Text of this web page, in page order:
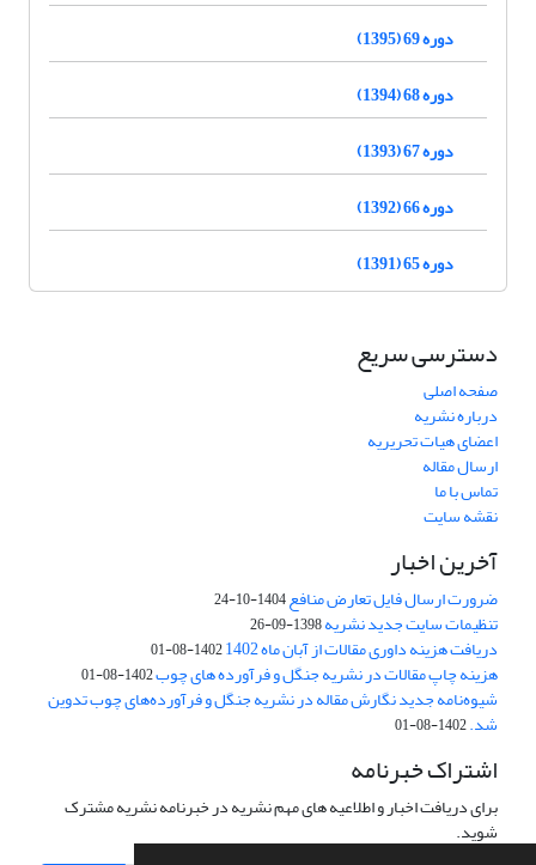
دوره 69 (1395)
دوره 68 (1394)
دوره 67 (1393)
دوره 66 (1392)
دوره 65 (1391)
دسترسی سریع
صفحه اصلی
درباره نشریه
اعضای هیات تحریریه
ارسال مقاله
تماس با ما
نقشه سایت
آخرین اخبار
ضرورت ارسال فایل تعارض منافع1404-10-24
تنظیمات سایت جدید نشریه1398-09-26
دریافت هزینه داوری مقالات از آبان ماه 1402 1402-08-01
هزینه چاپ مقالات در نشریه جنگل و فرآورده های چوب1402-08-01
شیوه‌نامه جدید نگارش مقاله در نشریه جنگل و فرآورده‌های چوب تدوین
شد.1402-08-01
اشتراک خبرنامه
برای دریافت اخبار و اطلاعیه های مهم نشریه در خبرنامه نشریه مشترک
شوید.